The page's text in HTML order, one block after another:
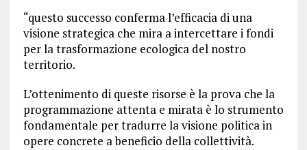
“questo successo conferma l’efficacia di una
visione strategica che mira a intercettare i fondi
per la trasformazione ecologica del nostro
territorio.
L’ottenimento di queste risorse è la prova che la
programmazione attenta e mirata è lo strumento
fondamentale per tradurre la visione politica in
opere concrete a beneficio della collettività.